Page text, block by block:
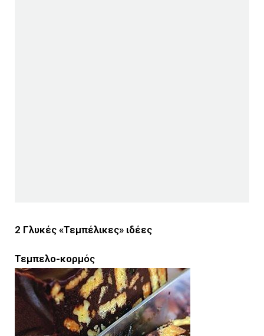
2 Γλυκές «Τεμπέλικες» ιδέες
Τεμπελο-κορμός